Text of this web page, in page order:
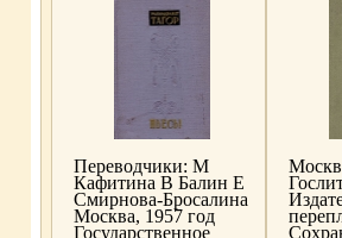
Сохранность: Хорошая
Издательство:
Государственное издательство
Переводчики: М
Кафитина В Балин Е
Смирнова-Бросалина
Москва, 1957 год
Государственное
Москва,